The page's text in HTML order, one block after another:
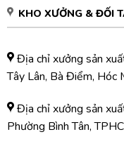
KHO XƯỞNG & ĐỐI
Địa chỉ xưởng sản
Tây Lân, Bà Điểm, Hóc
Địa chỉ xưởng sản
Phường Bình Tân,